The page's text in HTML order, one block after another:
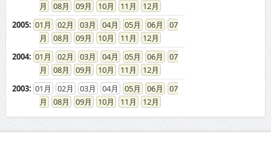
08
09 10 11
12
2005: 01 02 03 04 05 06
07
08
09 10 11
12
2004: 01 02 03 04 05 06
07
08
09 10 11
12
2003: 01 02 03 04 05 06
07
08
09 10 11 12